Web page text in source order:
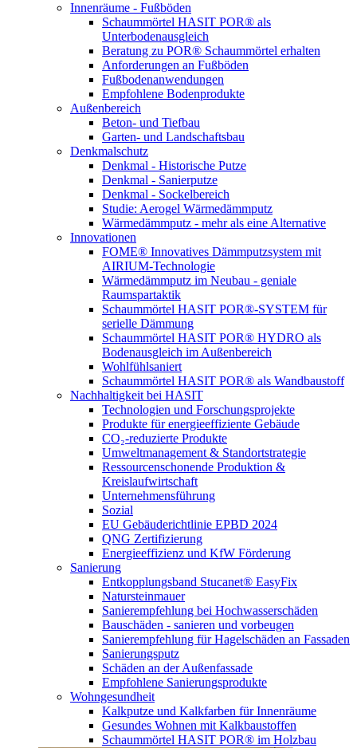
Innenräume - Fußböden
Schaummörtel HASIT POR® als
Unterbodenausgleich
Beratung zu POR® Schaummörtel erhalten
Anforderungen an Fußböden
Fußbodenanwendungen
Empfohlene Bodenprodukte
Außenbereich
Beton- und Tiefbau
Garten- und Landschaftsbau
Denkmalschutz
Denkmal - Historische Putze
Denkmal - Sanierputze
Denkmal - Sockelbereich
Studie: Aerogel Wärmedämmputz
Wärmedämmputz - mehr als eine Alternative
Innovationen
FOME® Innovatives Dämmputzsystem mit
AIRIUM-Technologie
Wärmedämmputz im Neubau - geniale
Raumspartaktik
Schaummörtel HASIT POR®-SYSTEM für
serielle Dämmung
Schaummörtel HASIT POR® HYDRO als
Bodenausgleich im Außenbereich
Wohlfühlsaniert
Schaummörtel HASIT POR® als Wandbaustoff
Nachhaltigkeit bei HASIT
Technologien und Forschungsprojekte
Produkte für energieeffiziente Gebäude
CO₂-reduzierte Produkte
Umweltmanagement & Standortstrategie
Ressourcenschonende Produktion &
Kreislaufwirtschaft
Unternehmensführung
Sozial
EU Gebäuderichtlinie EPBD 2024
QNG Zertifizierung
Energieeffizienz und KfW Förderung
Sanierung
Entkopplungsband Stucanet® EasyFix
Natursteinmauer
Sanierempfehlung bei Hochwasserschäden
Bauschäden - sanieren und vorbeugen
Sanierempfehlung für Hagelschäden an Fassaden
Sanierungsputz
Schäden an der Außenfassade
Empfohlene Sanierungsprodukte
Wohngesundheit
Kalkputze und Kalkfarben für Innenräume
Gesundes Wohnen mit Kalkbaustoffen
Schaummörtel HASIT POR® im Holzbau